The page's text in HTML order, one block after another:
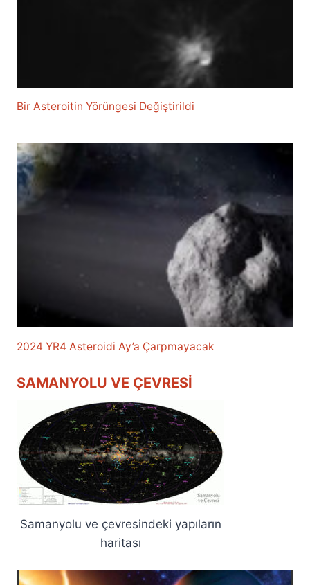
Bir Asteroitin Yörüngesi Değiştirildi
2024 YR4 Asteroidi Ay’a Çarpmayacak
SAMANYOLU VE ÇEVRESI
Samanyolu ve çevresindeki yapıların
haritası